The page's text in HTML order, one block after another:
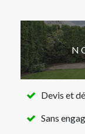
Devis et
Sans